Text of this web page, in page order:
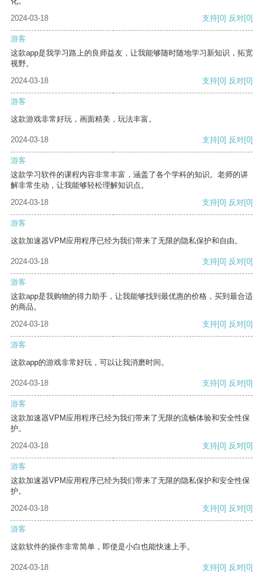
2024-03-18
支持[0] 反对[0]
游客
这款app是我学习路上的良师益友，让我能够随时随地学习新知识，拓宽
视野。
2024-03-18
支持[0] 反对[0]
游客
这款游戏非常好玩，画面精美，玩法丰富。
2024-03-18 支持[0] 反对[0]
游客
这款学习软件的课程内容非常丰富，涵盖了各个学科的知识。老师的讲
解非常生动，让我能够轻松理解知识点。
2024-03-18
支持[0] 反对[0]
游客
这款加速器VPM应用程序已经为我们带来了无限的隐私保护和自由。
2024-03-18 支持[0] 反对[0]
游客
这款app是我购物的得力助手，让我能够找到最优惠的价格，买到最合适
的商品。
2024-03-18
支持[0] 反对[0]
游客
这款app的游戏非常好玩，可以让我消磨时间。
2024-03-18 支持[0] 反对[0]
游客
这款加速器VPM应用程序已经为我们带来了无限的流畅体验和安全性保
护。
2024-03-18
支持[0] 反对[0]
游客
这款加速器VPM应用程序已经为我们带来了无限的隐私保护和安全性保
护。
2024-03-18
支持[0] 反对[0]
游客
这款软件的操作非常简单，即使是小白也能快速上手。
2024-03-18 支持[0] 反对[0]